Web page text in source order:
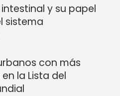
y su papel
sistema
con más
la Lista del